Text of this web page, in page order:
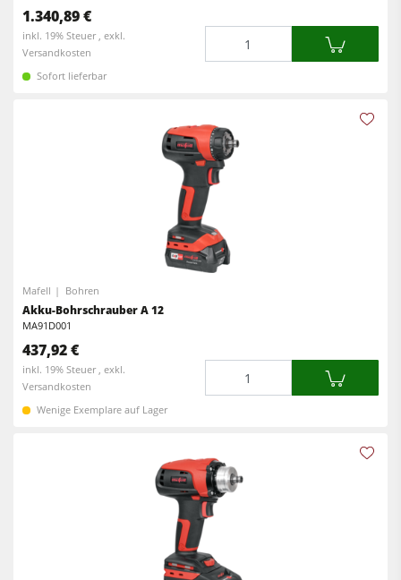
1.340,89 €
inkl. 19% Steuer , exkl.
Versandkosten
Sofort lieferbar
Mafell Bohren
Akku-Bohrschrauber A 12
MA91D001
437,92 €
inkl. 19% Steuer , exkl.
Versandkosten
Wenige Exemplare auf Lager